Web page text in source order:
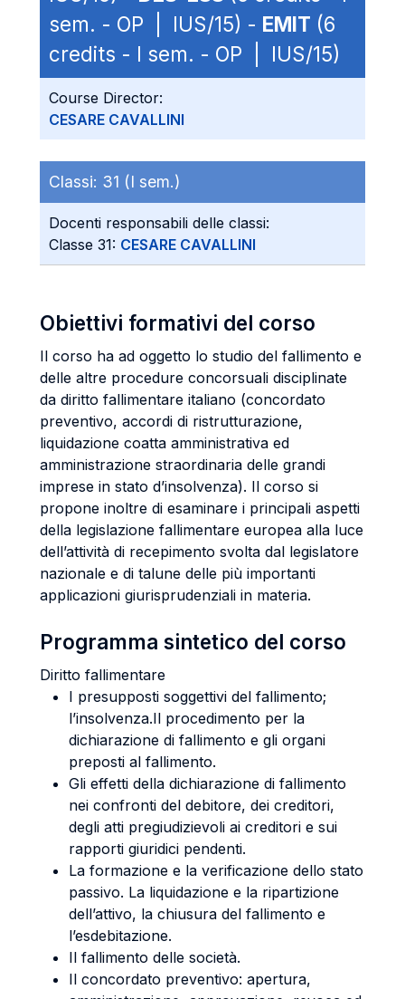
sem. - OP | IUS/15) - EMIT (6
credits - I sem. - OP | IUS/15)
Course Director:
CESARE CAVALLINI
Classi: 31 (I sem.)
Docenti responsabili delle classi:
Classe 31: CESARE CAVALLINI
Obiettivi formativi del corso
Il corso ha ad oggetto lo studio del fallimento e
delle altre procedure concorsuali disciplinate
da diritto fallimentare italiano (concordato
preventivo, accordi di ristrutturazione,
liquidazione coatta amministrativa ed
amministrazione straordinaria delle grandi
imprese in stato d’insolvenza). Il corso si
propone inoltre di esaminare i principali aspetti
della legislazione fallimentare europea alla luce
dell’attività di recepimento svolta dal legislatore
nazionale e di talune delle più importanti
applicazioni giurisprudenziali in materia.
Programma sintetico del corso
Diritto fallimentare
I presupposti soggettivi del fallimento;
l’insolvenza.Il procedimento per la
dichiarazione di fallimento e gli organi
preposti al fallimento.
Gli effetti della dichiarazione di fallimento
nei confronti del debitore, dei creditori,
degli atti pregiudizievoli ai creditori e sui
rapporti giuridici pendenti.
La formazione e la verificazione dello stato
passivo. La liquidazione e la ripartizione
dell’attivo, la chiusura del fallimento e
l’esdebitazione.
Il fallimento delle società.
Il concordato preventivo: apertura,